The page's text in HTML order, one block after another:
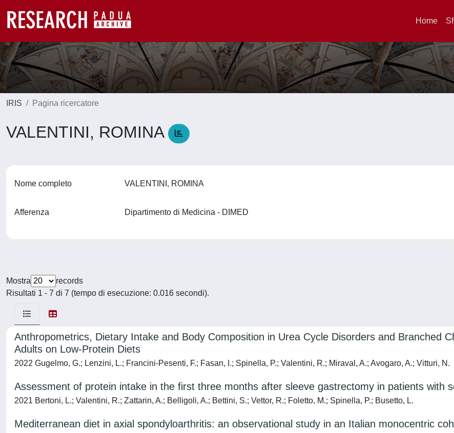
Home
IRIS Pagina ricercatore
VALENTINI, ROMINA
Nome completo VALENTINI, ROMINA
Afferenza Dipartimento di Medicina - DIMED
Mostra
records
Risultati 1 - 7 di 7 (tempo di esecuzione: 0.016 secondi).
Anthropometrics, Dietary Intake and Body Composition in Urea Cycle Disorders and Branched
Adults on Low-Protein Diets
2022 Gugelmo, G.; Lenzini, L.; Francini-Pesenti, F.; Fasan, I.; Spinella, P.; Valentini, R.; Miraval, A.; Avogaro, A.; Vitturi, N.
Assessment of protein intake in the first three months after sleeve gastrectomy in patients with
2021 Bertoni, L.; Valentini, R.; Zattarin, A.; Belligoli, A.; Bettini, S.; Vettor, R.; Foletto, M.; Spinella, P.; Busetto, L.
Mediterranean diet in axial spondyloarthritis: an observational study in an Italian monocentric